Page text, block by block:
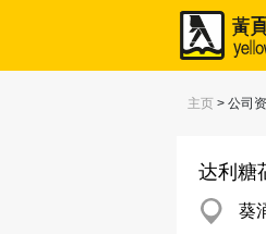
主页 > 公司
达利糖
葵